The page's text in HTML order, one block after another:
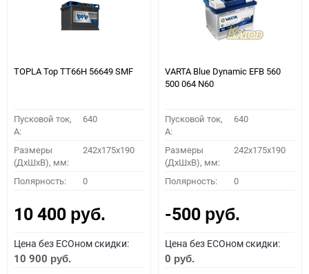
TOPLA Top TT66H 56649 SMF
Пусковой ток,
A:
640
Размеры
(ДхШхВ), мм:
242x175x190
Полярность: 0
10 400 руб.
Цена без ECOном скидки:
10 900 руб.
VARTA Blue Dynamic EFB 560
500 064 N60
Пусковой ток,
A:
640
Размеры
(ДхШхВ), мм:
242x175x190
Полярность: 0
-500 руб.
Цена без ECOном скидки:
0 руб.